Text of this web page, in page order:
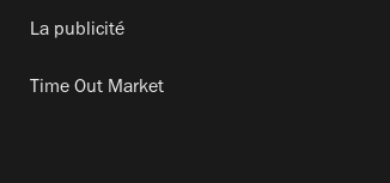
La publicité
Time Out Market